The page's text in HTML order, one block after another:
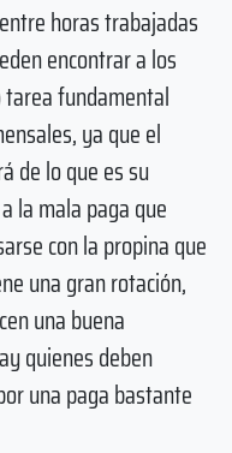
horas trabajadas
encontrar a los
fundamental
ya que el
de lo que es su
la mala paga que
con la propina que
una gran rotación,
una buena
quienes deben
una paga bastante